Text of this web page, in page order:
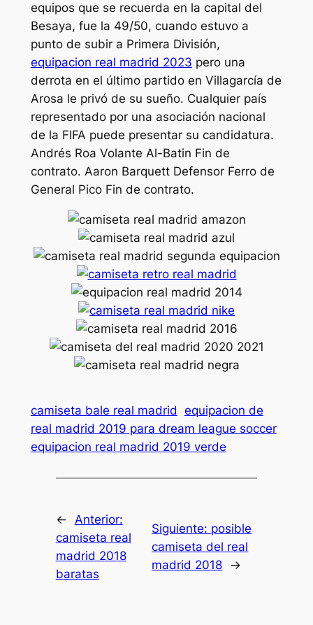
equipos que se recuerda en la capital del
Besaya, fue la 49/50, cuando estuvo a
punto de subir a Primera División,
equipacion real madrid 2023 pero una
derrota en el último partido en Villagarcía de
Arosa le privó de su sueño. Cualquier país
representado por una asociación nacional
de la FIFA puede presentar su candidatura.
Andrés Roa Volante Al-Batin Fin de
contrato. Aaron Barquett Defensor Ferro de
General Pico Fin de contrato.
camiseta bale real madrid equipacion de
real madrid 2019 para dream league soccer
equipacion real madrid 2019 verde
←
Anterior:
camiseta real
madrid 2018
baratas
Siguiente: posible
camiseta del real
madrid 2018
→